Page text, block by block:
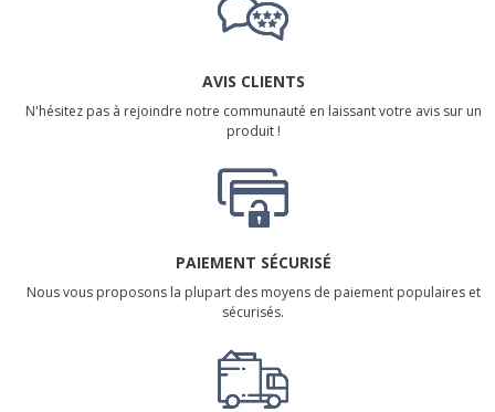
AVIS CLIENTS
N'hésitez pas à rejoindre notre communauté en laissant votre avis sur un
produit !
PAIEMENT SÉCURISÉ
Nous vous proposons la plupart des moyens de paiement populaires et
sécurisés.